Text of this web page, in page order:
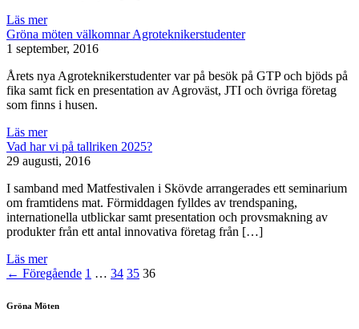
Läs mer
Gröna möten välkomnar Agroteknikerstudenter
1 september, 2016
Årets nya Agroteknikerstudenter var på besök på GTP och bjöds på
fika samt fick en presentation av Agroväst, JTI och övriga företag
som finns i husen.
Läs mer
Vad har vi på tallriken 2025?
29 augusti, 2016
I samband med Matfestivalen i Skövde arrangerades ett seminarium
om framtidens mat. Förmiddagen fylldes av trendspaning,
internationella utblickar samt presentation och provsmakning av
produkter från ett antal innovativa företag från […]
Läs mer
← Föregående 1 … 34 35 36
Gröna Möten